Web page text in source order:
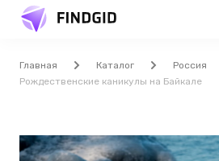
Главная Каталог Россия
Рождественские каникулы на Байкале